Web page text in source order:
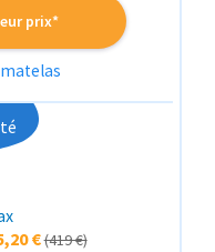
prix*
€(419 €)